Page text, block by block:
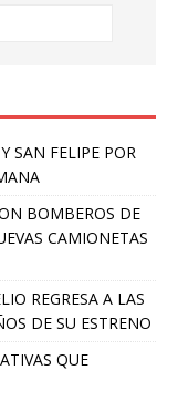
SAN FELIPE POR
BOMBEROS DE
CAMIONETAS
REGRESA A LAS
DE SU ESTRENO
QUE